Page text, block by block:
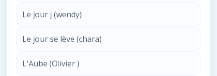
Le jour j (wendy)
Le jour se lève (chara)
L'Aube (Olivier )